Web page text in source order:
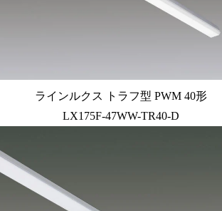
ラインルクス トラフ型 PWM 40形
LX175F-47WW-TR40-D